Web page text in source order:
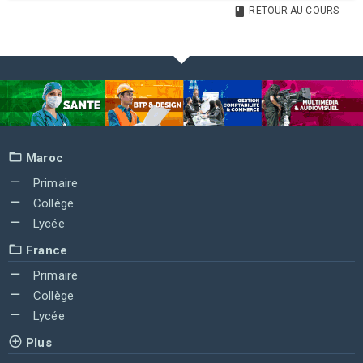
RETOUR AU COURS
Maroc
Primaire
Collège
Lycée
France
Primaire
Collège
Lycée
Plus